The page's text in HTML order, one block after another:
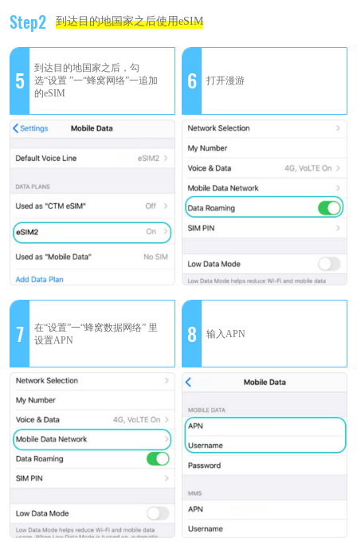
Step2 到达目的地国家之后使用eSIM
5
到达目的地国家之后，勾
选“设置 ”一“蜂窝网络”一追加
的eSIM
6 打开漫游
7
在“设置”一“蜂窝数据网络” 里
设置APN
8 输入APN